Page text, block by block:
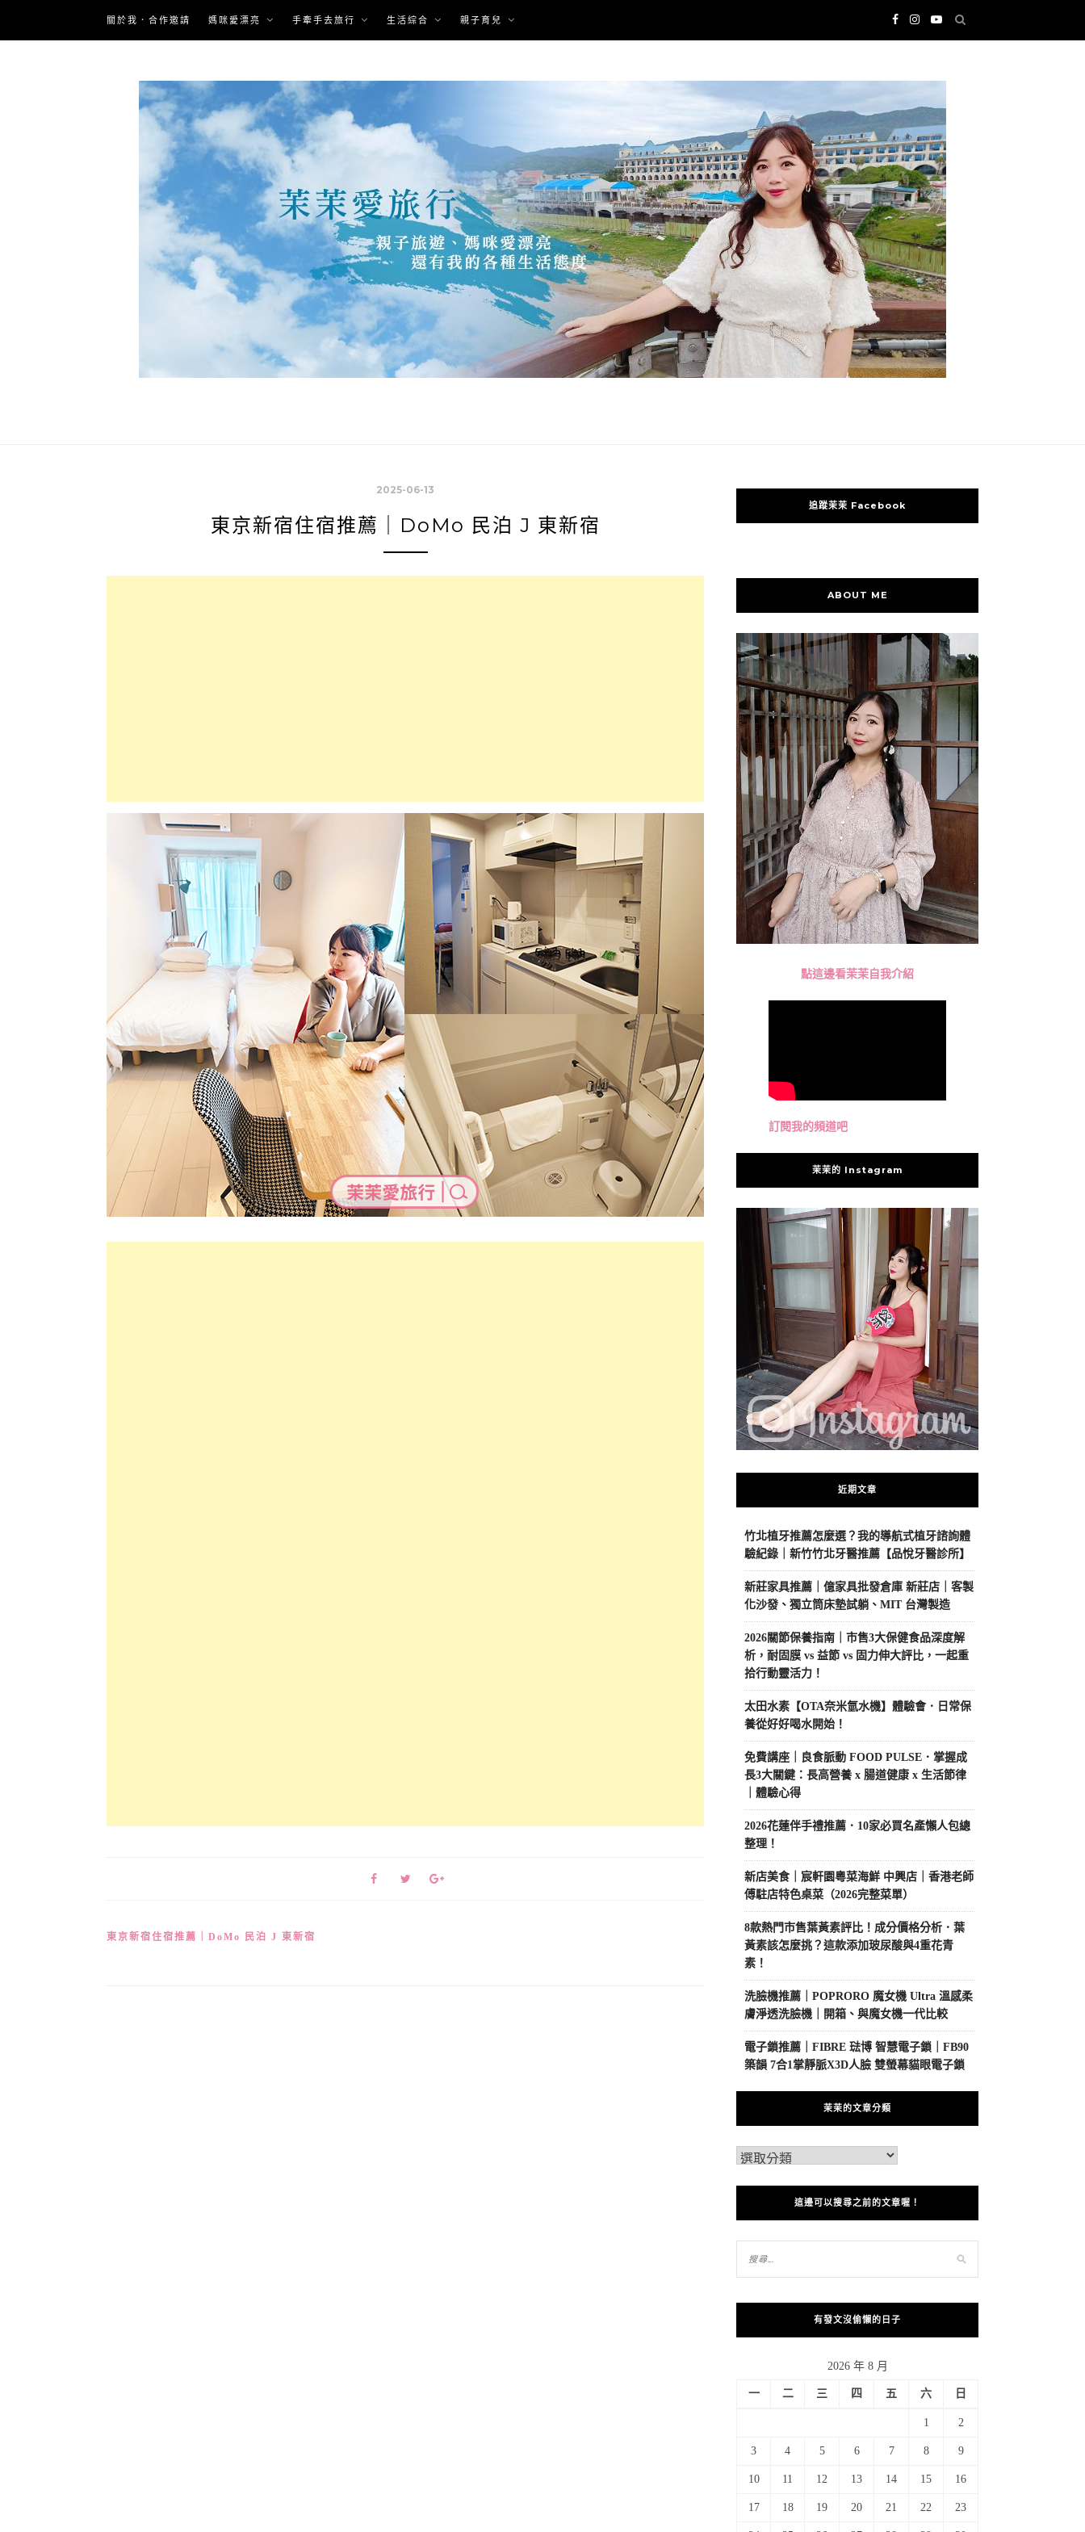
content
關於我．合作邀請 媽咪愛漂亮 手牽手去旅行 生活綜合 親子育兒
2025-06-13
東京新宿住宿推薦｜DoMo 民泊 J 東新宿
文
東京新宿住宿推薦｜DoMo 民泊 J 東新宿
追蹤茉茉 Facebook
ABOUT ME
點這邊看茉茉自我介紹
訂閱我的頻道吧
茉茉的 Instagram
近期文章
竹北植牙推薦怎麼選？我的導航式植牙諮詢體
驗紀錄｜新竹竹北牙醫推薦【品悅牙醫診所】
新莊家具推薦｜億家具批發倉庫 新莊店｜客製
化沙發、獨立筒床墊試躺、MIT 台灣製造
2026關節保養指南｜市售3大保健食品深度解
析，耐固膜 vs 益節 vs 固力伸大評比，一起重
拾行動靈活力！
太田水素【OTA奈米氫水機】體驗會．日常保
養從好好喝水開始！
免費講座｜良食脈動 FOOD PULSE．掌握成
長3大關鍵：長高營養 x 腸道健康 x 生活節律
｜體驗心得
2026花蓮伴手禮推薦．10家必買名產懶人包總
整理！
新店美食｜宸軒園粵菜海鮮 中興店｜香港老師
傅駐店特色桌菜（2026完整菜單）
8款熱門市售葉黃素評比！成分價格分析．葉
黃素該怎麼挑？這款添加玻尿酸與4重花青
素！
洗臉機推薦｜POPRORO 魔女機 Ultra 溫感柔
膚淨透洗臉機｜開箱、與魔女機一代比較
電子鎖推薦｜FIBRE 琺博 智慧電子鎖｜FB90
築韻 7合1掌靜脈X3D人臉 雙螢幕貓眼電子鎖
茉茉的文章分類
這邊可以搜尋之前的文章喔！
有發文沒偷懶的日子
2026 年 8 月
一 二 三 四 五 六 日
1 2
3 4 5 6 7 8 9
10 11 12 13 14 15 16
17 18 19 20 21 22 23